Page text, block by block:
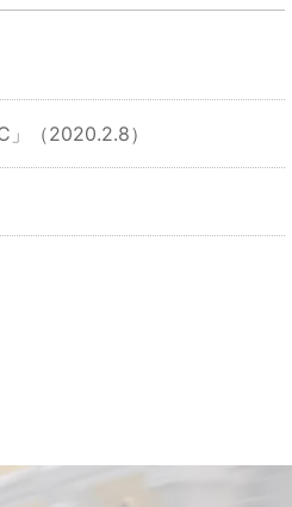
（2020.2.8）